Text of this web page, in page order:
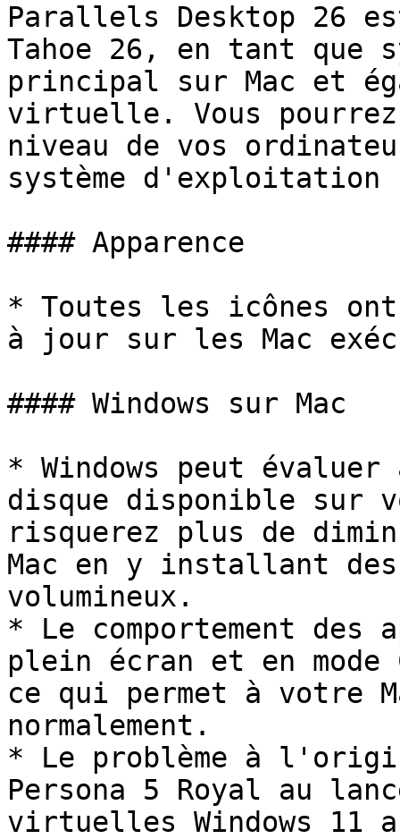
Parallels Desktop 26
Tahoe 26, en tant que
principal sur Mac et
virtuelle. Vous
niveau de vos
système
#### Apparence
* Toutes les icônes ont
à jour sur les Mac
#### Windows sur Mac
* Windows peut
disque disponible sur
risquerez plus de
Mac en y installant
volumineux.
* Le comportement des
plein écran et en mode
ce qui permet à votre
normalement.
* Le problème à
Persona 5 Royal au
virtuelles Windows 11